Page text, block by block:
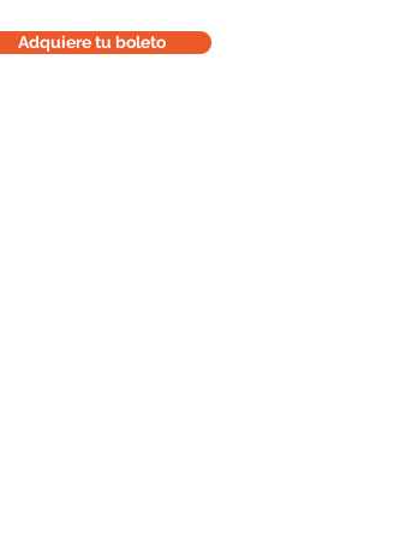
Adquiere tu boleto